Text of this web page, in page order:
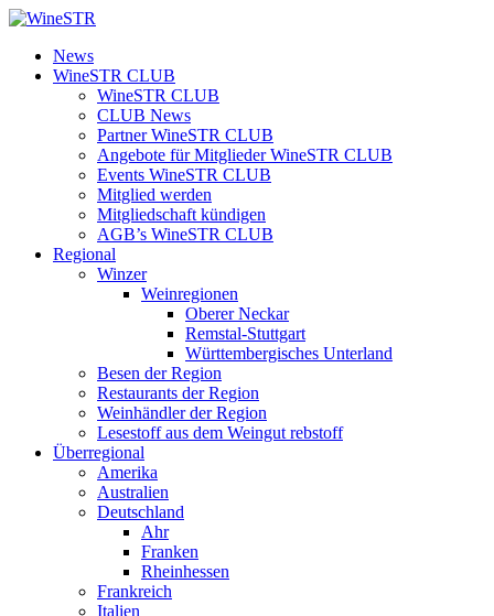
Zum
springen
WineSTR
News
WineSTR CLUB
WineSTR CLUB
CLUB News
Partner WineSTR CLUB
Angebote für Mitglieder WineSTR CLUB
Events WineSTR CLUB
Mitglied werden
Mitgliedschaft kündigen
AGB’s WineSTR CLUB
Regional
Winzer
Weinregionen
Oberer Neckar
Remstal-Stuttgart
Württembergisches Unterland
Besen der Region
Restaurants der Region
Weinhändler der Region
Lesestoff aus dem Weingut rebstoff
Überregional
Amerika
Australien
Deutschland
Ahr
Franken
Rheinhessen
Frankreich
Italien